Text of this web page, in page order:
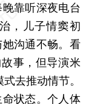
靠听深夜电台
，儿子情窦初
沟通不畅。看
事，但导演米
去推动情节。
命状态。个人体